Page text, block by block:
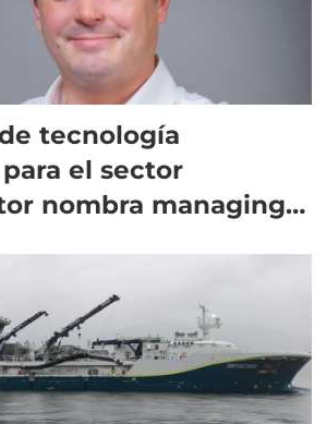
tecnología
el sector
nombra managing